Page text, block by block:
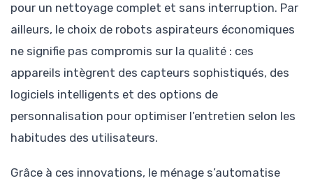
pour un nettoyage complet et sans interruption. Par
ailleurs, le choix de robots aspirateurs économiques
ne signifie pas compromis sur la qualité : ces
appareils intègrent des capteurs sophistiqués, des
logiciels intelligents et des options de
personnalisation pour optimiser l’entretien selon les
habitudes des utilisateurs.
Grâce à ces innovations, le ménage s’automatise